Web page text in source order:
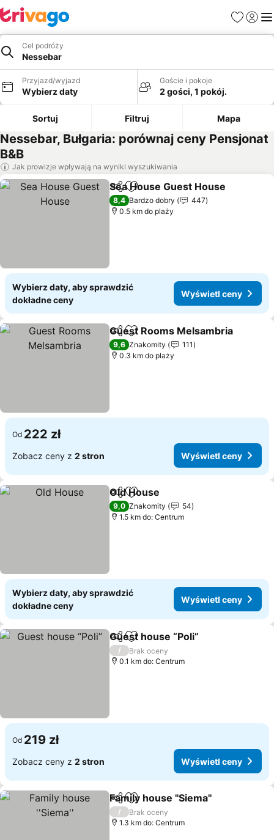
Ulubione
Cel podróży
Nessebar
Przyjazd/wyjazd
Wybierz daty
Goście i pokoje
2 gości, 1 pokój.
Sortuj Filtruj Mapa
Nessebar, Bułgaria: porównaj ceny Pensjonat
B&B
Jak prowizje wpływają na wyniki wyszukiwania
Udostępnij
Dodaj do ulubionych
Sea House Guest House
8,4 Bardzo dobry
447
0.5 km do plaży
Wybierz daty, aby sprawdzić
dokładne ceny
Wyświetl ceny
Udostępnij
Dodaj do ulubionych
Guest Rooms Melsambria
9,6 Znakomity
111
0.3 km do plaży
Od 222 zł
Zobacz ceny z 2 stron Wyświetl ceny
Udostępnij
Dodaj do ulubionych
Old House
9,0 Znakomity
54
1.5 km do: Centrum
Wybierz daty, aby sprawdzić
dokładne ceny
Wyświetl ceny
Udostępnij
Dodaj do ulubionych
Guest house “Poli”
/
Brak oceny
0.1 km do: Centrum
Od 219 zł
Zobacz ceny z 2 stron Wyświetl ceny
Udostępnij
Dodaj do ulubionych
Family house ''Siema''
/
Brak oceny
1.3 km do: Centrum